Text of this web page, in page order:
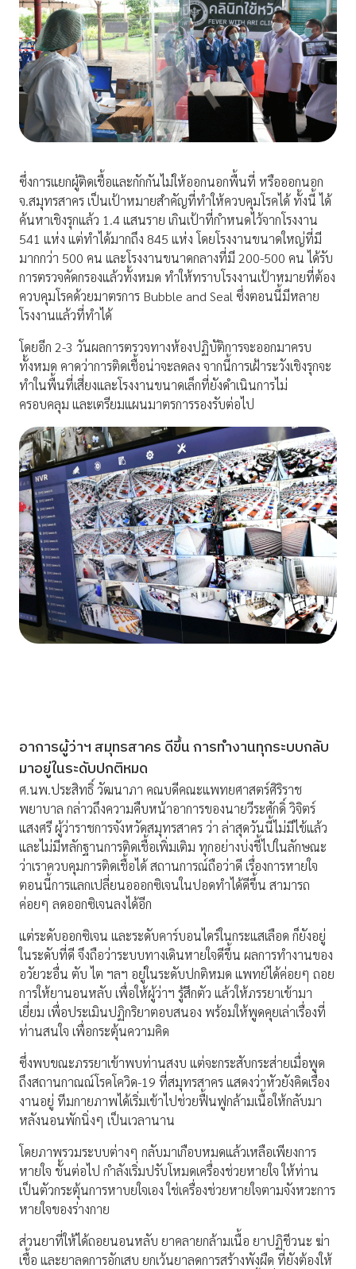
ซึ่งการแยกผู้ติดเชื้อและกักกันไม่ให้ออกนอกพื้นที่ หรือออกนอก
จ.สมุทรสาคร เป็นเป้าหมายสำคัญที่ทำให้ควบคุมโรคได้ ทั้งนี้ ได้
ค้นหาเชิงรุกแล้ว 1.4 แสนราย เกินเป้าที่กำหนดไว้จากโรงงาน
541 แห่ง แต่ทำได้มากถึง 845 แห่ง โดยโรงงานขนาดใหญ่ที่มี
มากกว่า 500 คน และโรงงานขนาดกลางที่มี 200-500 คน ได้รับ
การตรวจคัดกรองแล้วทั้งหมด ทำให้ทราบโรงงานเป้าหมายที่ต้อง
ควบคุมโรคด้วยมาตรการ Bubble and Seal ซึ่งตอนนี้มีหลาย
โรงงานแล้วที่ทำได้
โดยอีก 2-3 วันผลการตรวจทางห้องปฏิบัติการจะออกมาครบ
ทั้งหมด คาดว่าการติดเชื้อน่าจะลดลง จากนี้การเฝ้าระวังเชิงรุกจะ
ทำในพื้นที่เสี่ยงและโรงงานขนาดเล็กที่ยังดำเนินการไม่
ครอบคลุม และเตรียมแผนมาตรการรองรับต่อไป
อาการผู้ว่าฯ สมุทรสาคร ดีขึ้น การทำงานทุกระบบกลับ
มาอยู่ในระดับปกติหมด
ศ.นพ.ประสิทธิ์ วัฒนาภา คณบดีคณะแพทยศาสตร์ศิริราช
พยาบาล กล่าวถึงความคืบหน้าอาการของนายวีระศักดิ์ วิจิตร์
แสงศรี ผู้ว่าราชการจังหวัดสมุทรสาคร ว่า ล่าสุดวันนี้ไม่มีไข้แล้ว
และไม่มีหลักฐานการติดเชื้อเพิ่มเติม ทุกอย่างบ่งชี้ไปในลักษณะ
ว่าเราควบคุมการติดเชื้อได้ สถานการณ์ถือว่าดี เรื่องการหายใจ
ตอนนี้การแลกเปลี่ยนอออกซิเจนในปอดทำได้ดีขึ้น สามารถ
ค่อยๆ ลดออกซิเจนลงได้อีก
แต่ระดับออกซิเจน และระดับคาร์บอนไดร์ในกระแสเลือด ก็ยังอยู่
ในระดับที่ดี จึงถือว่าระบบทางเดินหายใจดีขึ้น ผลการทำงานของ
อวัยวะอื่น ตับ ไต ฯลฯ อยู่ในระดับปกติหมด แพทย์ได้ค่อยๆ ถอย
การให้ยานอนหลับ เพื่อให้ผู้ว่าฯ รู้สึกตัว แล้วให้ภรรยาเข้ามา
เยี่ยม เพื่อประเมินปฏิกริยาตอบสนอง พร้อมให้พูดคุยเล่าเรื่องที่
ท่านสนใจ เพื่อกระตุ้นความคิด
ซึ่งพบขณะภรรยาเข้าพบท่านสงบ แต่จะกระสับกระส่ายเมื่อพูด
ถึงสถานกาณณ์โรคโควิด-19 ที่สมุทรสาคร แสดงว่าหัวยังคิดเรื่อง
งานอยู่ ทีมกายภาพได้เริ่มเข้าไปช่วยฟื้นฟูกล้ามเนื้อให้กลับมา
หลังนอนพักนิ่งๆ เป็นเวลานาน
โดยภาพรวมระบบต่างๆ กลับมาเกือบหมดแล้วเหลือเพียงการ
หายใจ ขั้นต่อไป กำลังเริ่มปรับโหมดเครื่องช่วยหายใจ ให้ท่าน
เป็นตัวกระตุ้นการหาบยใจเอง ใช่เครื่องช่วยหายใจตามจังหวะการ
หายใจของร่างกาย
ส่วนยาที่ให้ได้ถอยนอนหลับ ยาคลายกล้ามเนื้อ ยาปฏิชีวนะ ฆ่า
เชื้อ และยาลดการอักเสบ ยกเว้นยาลดการสร้างพังผืด ที่ยังต้องให้